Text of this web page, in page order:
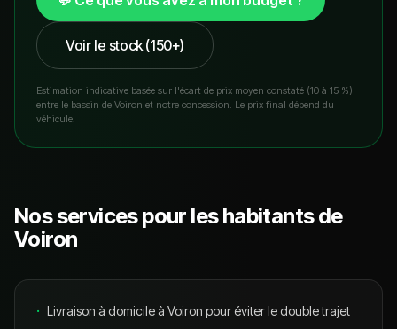
Voir le stock (150+)
Estimation indicative basée sur l'écart de prix moyen constaté (10 à 15 %)
entre le bassin de Voiron et notre concession. Le prix final dépend du
véhicule.
Nos services pour les habitants de
Voiron
· Livraison à domicile à Voiron pour éviter le double trajet